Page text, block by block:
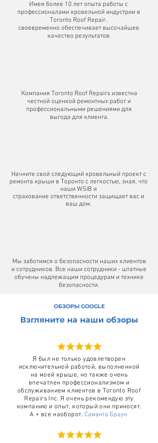
Имея более 10 лет опыта работы с
профессионалами кровельной индустрии в
Toronto Roof Repair.
своевременно обеспечивает высочайшее
качество результатов
Компания Toronto Roof Repairs известна
честной оценкой ремонтных работ и
профессиональными решениями для
выгода для клиента.
Начните свой следующий кровельный проект с
ремонта крыши в Торонто с легкостью, зная, что
наши WSIB и
страхование ответственности защищает вас и
ваш дом.
Мы заботимся о безопасности наших клиентов
и сотрудников. Все наши сотрудники - штатные
обучены надлежащим процедурам и технике
безопасности.
ОБЗОРЫ GOOGLE
Взгляните на наши обзоры
Я был не только удовлетворен
исключительной работой, выполненной
на моей крыше, но также очень
впечатлен профессионализмом и
обслуживанием клиентов в Toronto Roof
Repairs Inc. Я очень рекомендую эту
компанию и опыт, который они приносят.
А + все наоборот. Саманта Браун.